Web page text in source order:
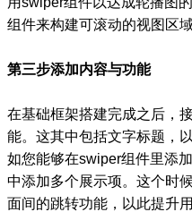
组件来构建可滚动的视图区域
第三步添加内容与功能
在基础框架搭建完成之后，
能。这其中包括文字标题，
如您能够在swiper组件里添
中添加多个展示项。这个时
面间的跳转功能，以此提升